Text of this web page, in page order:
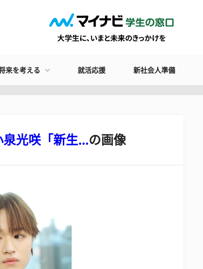
来を考える 就活応援 新社会人準備
光咲「新生...の画像